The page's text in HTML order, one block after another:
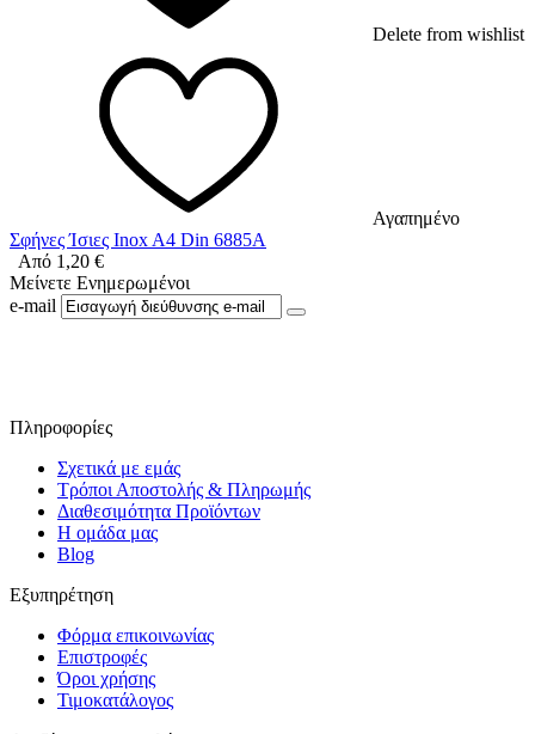
Delete from wishlist
Αγαπημένο
Σφήνες Ίσιες Inox A4 Din 6885A
Από 1,20 €
Μείνετε Ενημερωμένοι
e-mail
Πληροφορίες
Σχετικά με εμάς
Τρόποι Αποστολής & Πληρωμής
Διαθεσιμότητα Προϊόντων
Η ομάδα μας
Blog
Εξυπηρέτηση
Φόρμα επικοινωνίας
Επιστροφές
Όροι χρήσης
Τιμοκατάλογος